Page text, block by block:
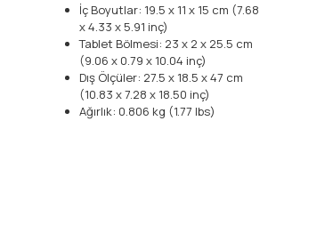
İç Boyutlar: 19.5 x 11 x 15 cm (7.68
x 4.33 x 5.91 inç)
Tablet Bölmesi: 23 x 2 x 25.5 cm
(9.06 x 0.79 x 10.04 inç)
Dış Ölçüler: 27.5 x 18.5 x 47 cm
(10.83 x 7.28 x 18.50 inç)
Ağırlık: 0.806 kg (1.77 lbs)